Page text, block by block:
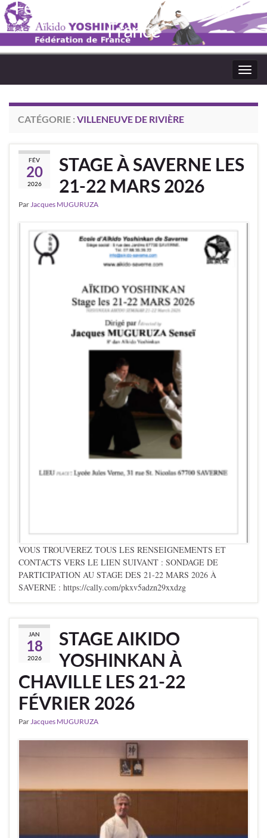
Fédération Aïkido Yoshinkaï de
France
CATÉGORIE : VILLENEUVE DE RIVIÈRE
FÉV
20
2026
STAGE À SAVERNE LES
21-22 MARS 2026
ParJacques MUGURUZA
VOUS TROUVEREZ TOUS LES RENSEIGNEMENTS ET
CONTACTS VERS LE LIEN SUIVANT : SONDAGE DE
PARTICIPATION AU STAGE DES 21-22 MARS 2026 À
SAVERNE : https://cally.com/pkxv5adzn29xxdzg
JAN
18
2026
STAGE AIKIDO
YOSHINKAN À
CHAVILLE LES 21-22
FÉVRIER 2026
ParJacques MUGURUZA